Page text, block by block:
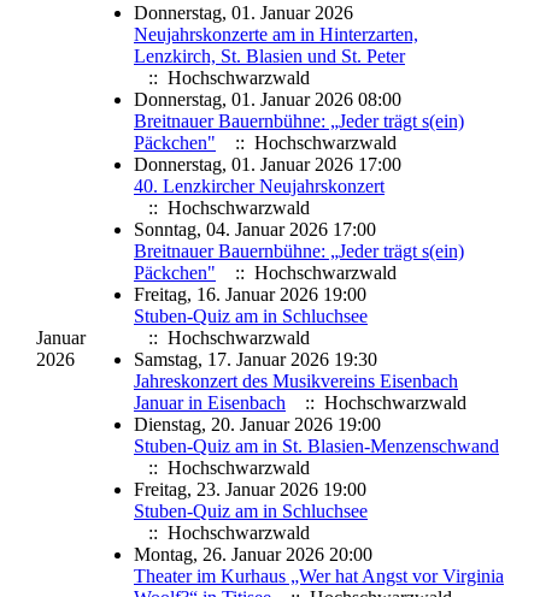
Januar
2026
Donnerstag, 01. Januar 2026
Neujahrskonzerte am in Hinterzarten,
Lenzkirch, St. Blasien und St. Peter
:: Hochschwarzwald
Donnerstag, 01. Januar 2026 08:00
Breitnauer Bauernbühne: „Jeder trägt s(ein)
Päckchen"
:: Hochschwarzwald
Donnerstag, 01. Januar 2026 17:00
40. Lenzkircher Neujahrskonzert
:: Hochschwarzwald
Sonntag, 04. Januar 2026 17:00
Breitnauer Bauernbühne: „Jeder trägt s(ein)
Päckchen"
:: Hochschwarzwald
Freitag, 16. Januar 2026 19:00
Stuben-Quiz am in Schluchsee
:: Hochschwarzwald
Samstag, 17. Januar 2026 19:30
Jahreskonzert des Musikvereins Eisenbach
Januar in Eisenbach
:: Hochschwarzwald
Dienstag, 20. Januar 2026 19:00
Stuben-Quiz am in St. Blasien-Menzenschwand
:: Hochschwarzwald
Freitag, 23. Januar 2026 19:00
Stuben-Quiz am in Schluchsee
:: Hochschwarzwald
Montag, 26. Januar 2026 20:00
Theater im Kurhaus „Wer hat Angst vor Virginia